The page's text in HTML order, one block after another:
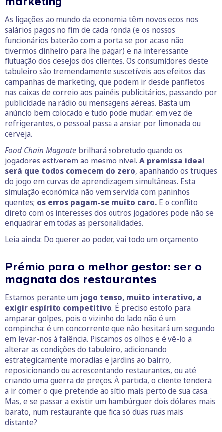
As ligações ao mundo da economia têm novos ecos nos
salários pagos no fim de cada ronda (e os nossos
funcionários baterão com a porta se por acaso não
tivermos dinheiro para lhe pagar) e na interessante
flutuação dos desejos dos clientes. Os consumidores deste
tabuleiro são tremendamente suscetíveis aos efeitos das
campanhas de marketing, que podem ir desde panfletos
nas caixas de correio aos painéis publicitários, passando por
publicidade na rádio ou mensagens aéreas. Basta um
anúncio bem colocado e tudo pode mudar: em vez de
refrigerantes, o pessoal passa a ansiar por limonada ou
cerveja.
Food Chain Magnate brilhará sobretudo quando os
jogadores estiverem ao mesmo nível. A premissa ideal
será que todos comecem do zero, apanhando os truques
do jogo em curvas de aprendizagem simultâneas. Esta
simulação económica não vem servida com paninhos
quentes; os erros pagam-se muito caro. E o conflito
direto com os interesses dos outros jogadores pode não se
enquadrar em todas as personalidades.
Leia ainda: Do querer ao poder, vai todo um orçamento
Prémio para o melhor gestor: ser o
magnata dos restaurantes
Estamos perante um jogo tenso, muito interativo, a
exigir espírito competitivo. É preciso estofo para
amparar golpes, pois o vizinho do lado não é um
compincha: é um concorrente que não hesitará um segundo
em levar-nos à falência. Piscamos os olhos e é vê-lo a
alterar as condições do tabuleiro, adicionando
estrategicamente moradias e jardins ao bairro,
reposicionando ou acrescentando restaurantes, ou até
criando uma guerra de preços. À partida, o cliente tenderá
a ir comer o que pretende ao sítio mais perto de sua casa.
Mas, e se passar a existir um hambúrguer dois dólares mais
barato, num restaurante que fica só duas ruas mais
distante?